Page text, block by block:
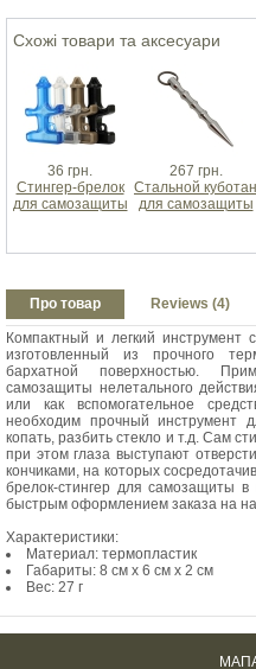
Схожі товари та аксесуари
36 грн.
Стингер-брелок
для самозащиты
267 грн.
Стальной куботан
для самозащиты
Про товар Reviews (4)
Компактный и легкий
изготовленный из прочного
бархатной поверхностью.
самозащиты нелетального
или как вспомогательное
необходим прочный инструмент
копать, разбить стекло и т.д. Сам
при этом глаза выступают
кончиками, на которых
брелок-стингер для самозащиты в
быстрым оформлением заказа на
Характеристики:
Материал: термопластик
Габариты: 8 см х 6 см х 2 см
Вес: 27 г